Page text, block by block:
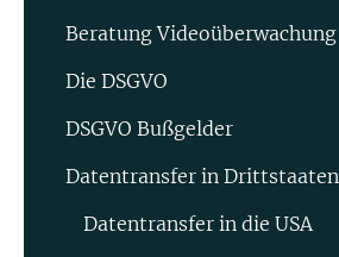
Beratung Video­überwachung
Die DSGVO
DSGVO Bußgelder
Datentransfer in Drittstaaten
Datentransfer in die USA